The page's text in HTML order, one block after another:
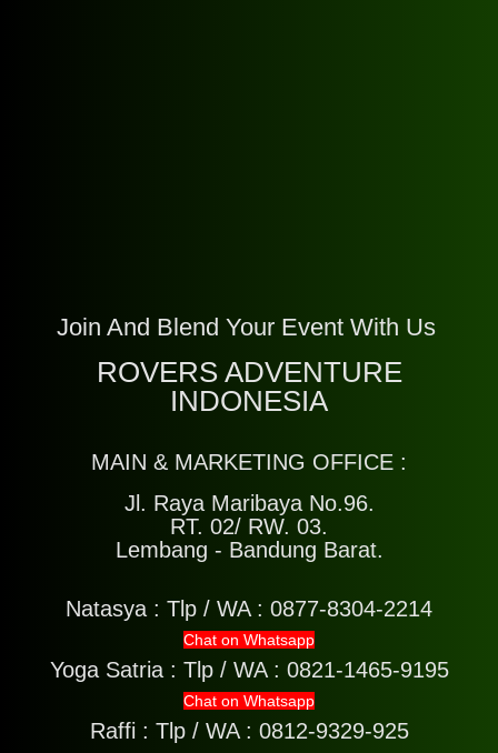
Join And Blend Your Event With Us
ROVERS ADVENTURE
INDONESIA
MAIN & MARKETING OFFICE :
Jl. Raya Maribaya No.96.
RT. 02/ RW. 03.
Lembang - Bandung Barat.
Natasya : Tlp / WA : 0877-8304-2214
Chat on Whatsapp
Yoga Satria : Tlp / WA : 0821-1465-9195
Chat on Whatsapp
Raffi : Tlp / WA : 0812-9329-925